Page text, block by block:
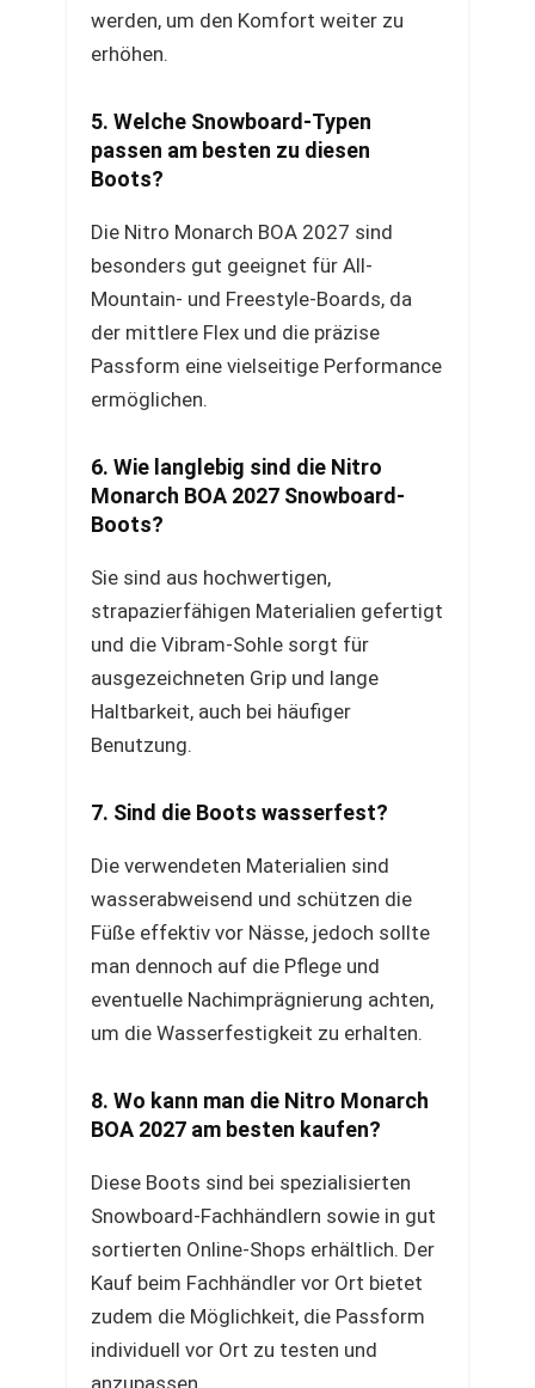
werden, um den Komfort weiter zu
erhöhen.
5. Welche Snowboard-Typen
passen am besten zu diesen
Boots?
Die Nitro Monarch BOA 2027 sind
besonders gut geeignet für All-
Mountain- und Freestyle-Boards, da
der mittlere Flex und die präzise
Passform eine vielseitige Performance
ermöglichen.
6. Wie langlebig sind die Nitro
Monarch BOA 2027 Snowboard-
Boots?
Sie sind aus hochwertigen,
strapazierfähigen Materialien gefertigt
und die Vibram-Sohle sorgt für
ausgezeichneten Grip und lange
Haltbarkeit, auch bei häufiger
Benutzung.
7. Sind die Boots wasserfest?
Die verwendeten Materialien sind
wasserabweisend und schützen die
Füße effektiv vor Nässe, jedoch sollte
man dennoch auf die Pflege und
eventuelle Nachimprägnierung achten,
um die Wasserfestigkeit zu erhalten.
8. Wo kann man die Nitro Monarch
BOA 2027 am besten kaufen?
Diese Boots sind bei spezialisierten
Snowboard-Fachhändlern sowie in gut
sortierten Online-Shops erhältlich. Der
Kauf beim Fachhändler vor Ort bietet
zudem die Möglichkeit, die Passform
individuell vor Ort zu testen und
anzupassen.